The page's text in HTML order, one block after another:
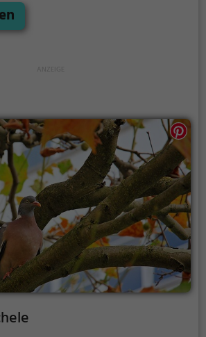
zur Entspannung.